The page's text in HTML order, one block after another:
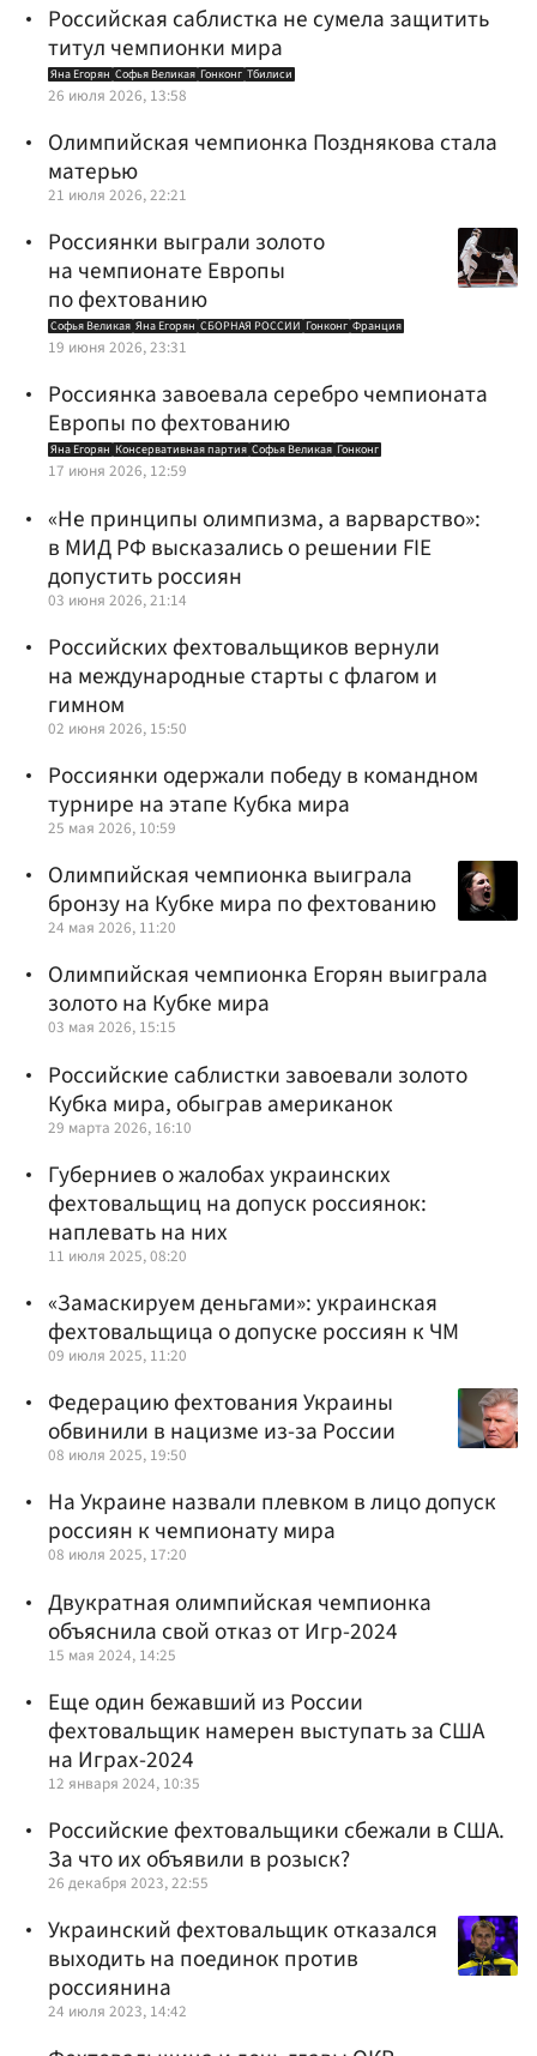
Российская саблистка не сумела защитить
титул чемпионки мира
Яна Егорян Софья Великая Гонконг Тбилиси
26 июля 2026, 13:58
Олимпийская чемпионка Позднякова стала
матерью
21 июля 2026, 22:21
Россиянки выграли золото
на чемпионате Европы
по фехтованию
Софья Великая Яна Егорян СБОРНАЯ РОССИИ Гонконг Франция
19 июня 2026, 23:31
Россиянка завоевала серебро чемпионата
Европы по фехтованию
Яна Егорян Консервативная партия Софья Великая Гонконг
17 июня 2026, 12:59
«Не принципы олимпизма, а варварство»:
в МИД РФ высказались о решении FIE
допустить россиян
03 июня 2026, 21:14
Российских фехтовальщиков вернули
на международные старты с флагом и
гимном
02 июня 2026, 15:50
Россиянки одержали победу в командном
турнире на этапе Кубка мира
25 мая 2026, 10:59
Олимпийская чемпионка выиграла
бронзу на Кубке мира по фехтованию
24 мая 2026, 11:20
Олимпийская чемпионка Егорян выиграла
золото на Кубке мира
03 мая 2026, 15:15
Российские саблистки завоевали золото
Кубка мира, обыграв американок
29 марта 2026, 16:10
Губерниев о жалобах украинских
фехтовальщиц на допуск россиянок:
наплевать на них
11 июля 2025, 08:20
«Замаскируем деньгами»: украинская
фехтовальщица о допуске россиян к ЧМ
09 июля 2025, 11:20
Федерацию фехтования Украины
обвинили в нацизме из-за России
08 июля 2025, 19:50
На Украине назвали плевком в лицо допуск
россиян к чемпионату мира
08 июля 2025, 17:20
Двукратная олимпийская чемпионка
объяснила свой отказ от Игр-2024
15 мая 2024, 14:25
Еще один бежавший из России
фехтовальщик намерен выступать за США
на Играх-2024
12 января 2024, 10:35
Российские фехтовальщики сбежали в США.
За что их объявили в розыск?
26 декабря 2023, 22:55
Украинский фехтовальщик отказался
выходить на поединок против
россиянина
24 июля 2023, 14:42